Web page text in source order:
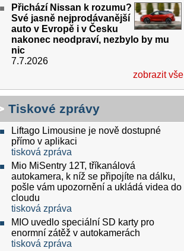
Přichází Nissan k rozumu?
Své jasně nejprodávanější
auto v Evropě i v Česku
nakonec neodpraví, nezbylo by mu
nic
7.7.2026
zobrazit vše
Tiskové zprávy
Liftago Limousine je nově dostupné
přímo v aplikaci
tisková zpráva
Mio MiSentry 12T, tříkanálová
autokamera, k níž se připojíte na dálku,
pošle vám upozornění a ukládá videa do
cloudu
tisková zpráva
MIO uvedlo speciální SD karty pro
enormní zátěž v autokamerách
tisková zpráva